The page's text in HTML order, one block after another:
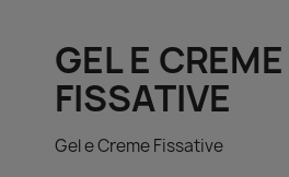
GEL E CREME
FISSATIVE
Gel e Creme Fissative